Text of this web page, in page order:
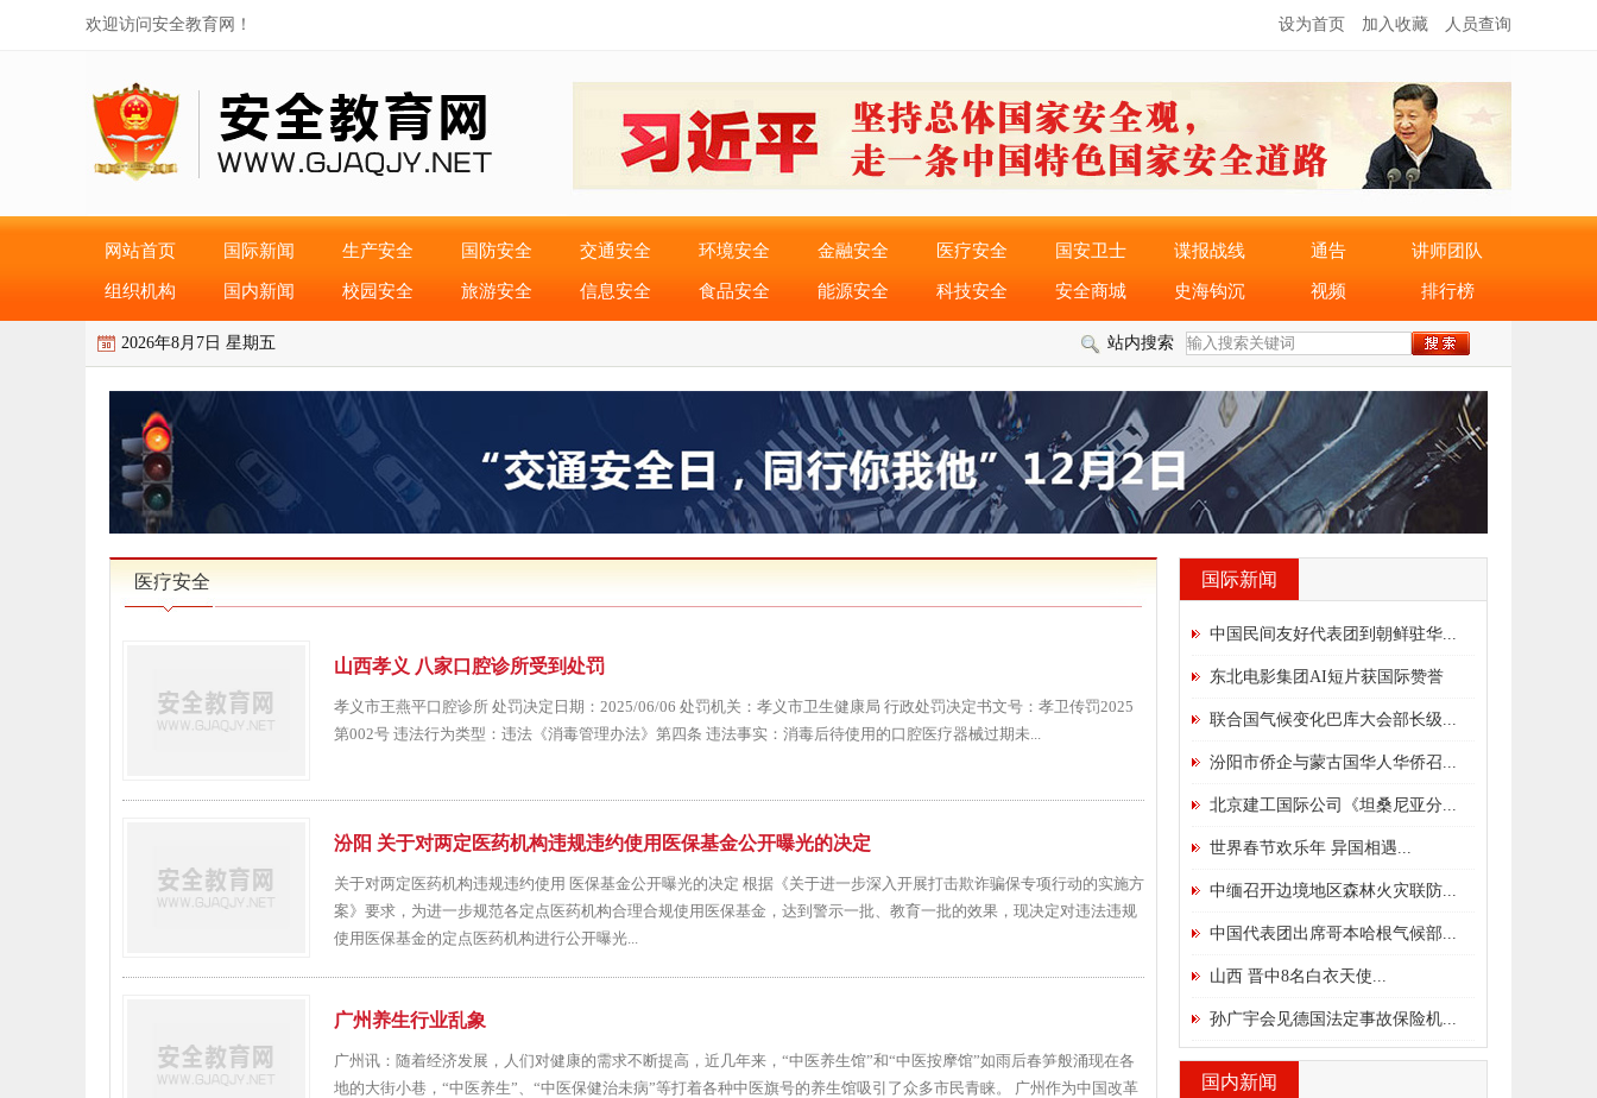
欢迎访问安全教育网！ 设为首页 加入收藏 人员查询
网站首页 国际新闻 生产安全 国防安全 交通安全 环境安全 金融安全 医疗安全 国安卫士 谍报战线 通告 讲师团队
组织机构 国内新闻 校园安全 旅游安全 信息安全 食品安全 能源安全 科技安全 安全商城 史海钩沉 视频 排行榜
2026年8月7日 星期五 站内搜索
国际新闻
中国民间友好代表团到朝鲜驻华...
东北电影集团AI短片获国际赞誉
联合国气候变化巴库大会部长级...
汾阳市侨企与蒙古国华人华侨召...
北京建工国际公司《坦桑尼亚分...
世界春节欢乐年 异国相遇...
中缅召开边境地区森林火灾联防...
中国代表团出席哥本哈根气候部...
山西 晋中8名白衣天使...
孙广宇会见德国法定事故保险机...
国内新闻
医疗安全
山西孝义 八家口腔诊所受到处罚
孝义市王燕平口腔诊所 处罚决定日期：2025/06/06 处罚机关：孝义市卫生健康局 行政处罚决定书文号：孝卫传罚2025
第002号 违法行为类型：违法《消毒管理办法》第四条 违法事实：消毒后待使用的口腔医疗器械过期未...
汾阳 关于对两定医药机构违规违约使用医保基金公开曝光的决定
关于对两定医药机构违规违约使用 医保基金公开曝光的决定 根据《关于进一步深入开展打击欺诈骗保专项行动的实施方
案》要求，为进一步规范各定点医药机构合理合规使用医保基金，达到警示一批、教育一批的效果，现决定对违法违规
使用医保基金的定点医药机构进行公开曝光...
广州养生行业乱象
广州讯：随着经济发展，人们对健康的需求不断提高，近几年来，“中医养生馆”和“中医按摩馆”如雨后春笋般涌现在各
地的大街小巷，“中医养生”、“中医保健治未病”等打着各种中医旗号的养生馆吸引了众多市民青睐。 广州作为中国改革